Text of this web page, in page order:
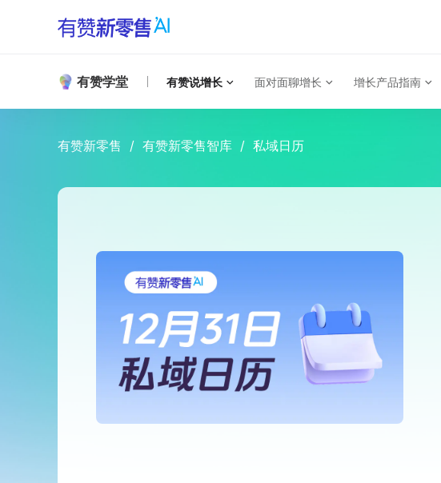
有赞学堂 有赞说增长 面对面聊增长 增长产品指南
有赞新零售 / 有赞新零售智库 / 私域日历